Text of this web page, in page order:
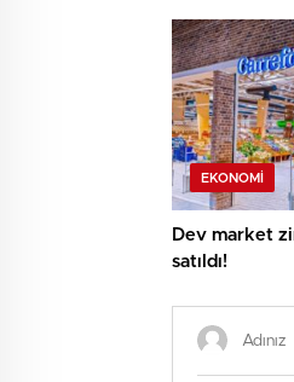
EKONOMI
Dev market
satıldı!